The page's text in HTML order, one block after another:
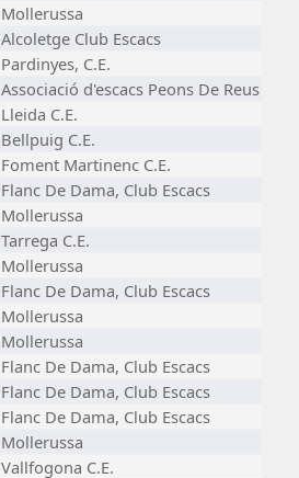
Mollerussa
Alcoletge Club Escacs
Pardinyes, C.E.
Associació d'escacs Peons De Reus
Lleida C.E.
Bellpuig C.E.
Foment Martinenc C.E.
Flanc De Dama, Club Escacs
Mollerussa
Tarrega C.E.
Mollerussa
Flanc De Dama, Club Escacs
Mollerussa
Mollerussa
Flanc De Dama, Club Escacs
Flanc De Dama, Club Escacs
Flanc De Dama, Club Escacs
Mollerussa
Vallfogona C.E.